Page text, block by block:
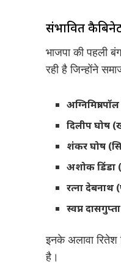
संभावित
भाजपा की पहली
रही है जिन्होंने
अग्निमित्रा
दिलीप घोष
शंकर घोष
अशोक डिंडा
रत्ना देबनाथ
स्वप्न
इनके अलावा रितेश
है।